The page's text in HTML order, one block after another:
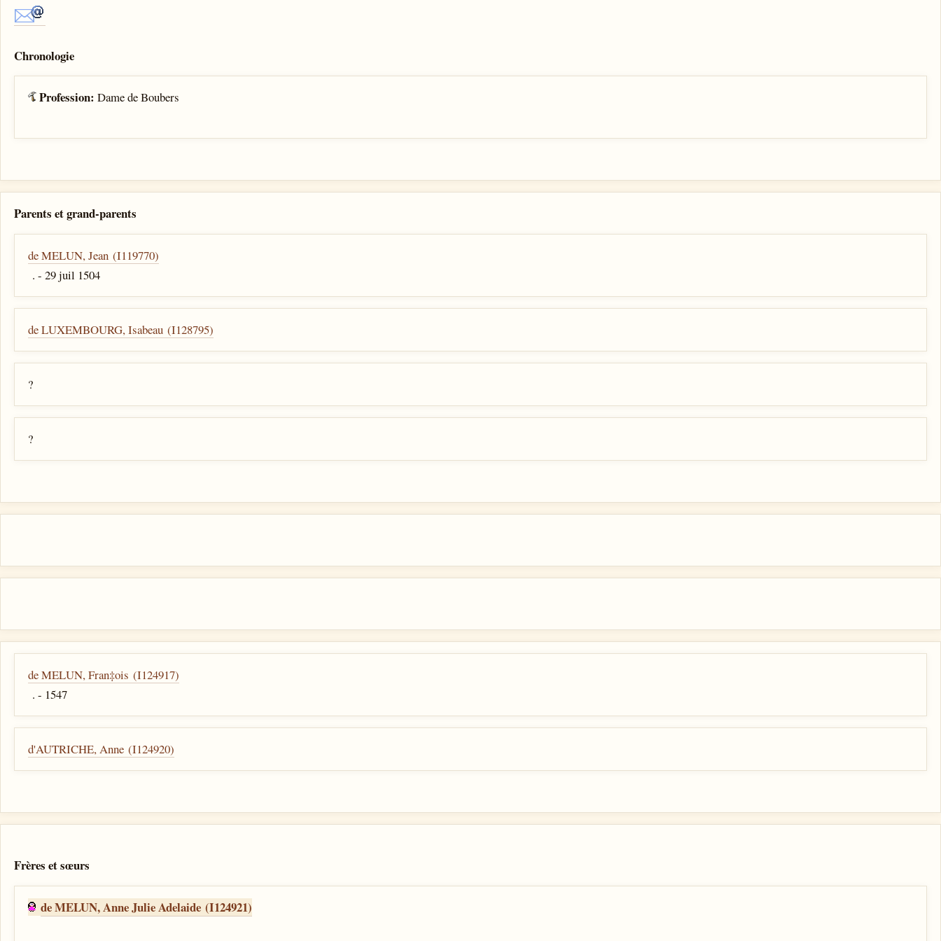
Chronologie
Profession:Dame de Boubers
Parents et grand-parents
de MELUN, Jean (I119770)
. - 29 juil 1504
de LUXEMBOURG, Isabeau (I128795)
?
?
de MELUN, Fran‡ois (I124917)
. - 1547
d'AUTRICHE, Anne (I124920)
Frères et sœurs
de MELUN, Anne Julie Adelaide (I124921)